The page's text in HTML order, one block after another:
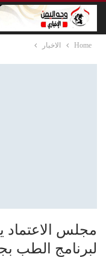
Home الاخبار
مجلس الاعتماد
لبرنامج الطب